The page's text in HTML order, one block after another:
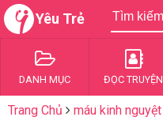
Yêu Trẻ
DANH MỤC ĐỌC TRUYỆN
Trang Chủ máu kinh nguyệt